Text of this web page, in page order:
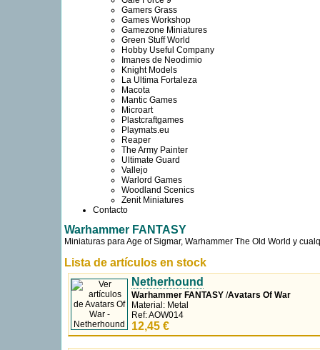
Gamers Grass
Games Workshop
Gamezone Miniatures
Green Stuff World
Hobby Useful Company
Imanes de Neodimio
Knight Models
La Ultima Fortaleza
Macota
Mantic Games
Microart
Plastcraftgames
Playmats.eu
Reaper
The Army Painter
Ultimate Guard
Vallejo
Warlord Games
Woodland Scenics
Zenit Miniatures
Contacto
Warhammer FANTASY
Miniaturas para Age of Sigmar, Warhammer The Old World y
Lista de artículos en stock
Netherhound
Warhammer FANTASY /Avatars Of War
Material: Metal
Ref: AOW014
12,45 €